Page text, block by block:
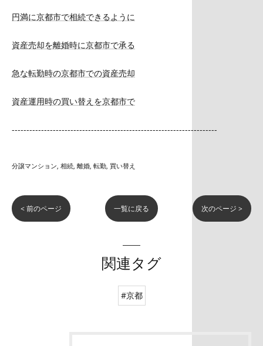
円満に京都市で相続できるように
資産売却を離婚時に京都市で承る
急な転勤時の京都市での資産売却
資産運用時の買い替えを京都市で
----------------------------------------------------------------------
分譲マンション 相続 離婚 転勤 買い替え
< 前のページ 一覧に戻る 次のページ >
関連タグ
#京都